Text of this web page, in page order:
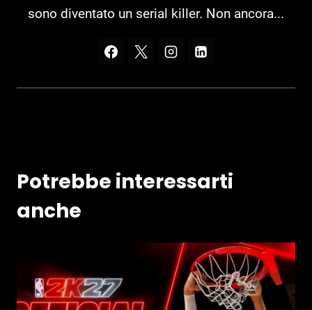
sono diventato un serial killer. Non ancora...
Potrebbe interessarti
anche